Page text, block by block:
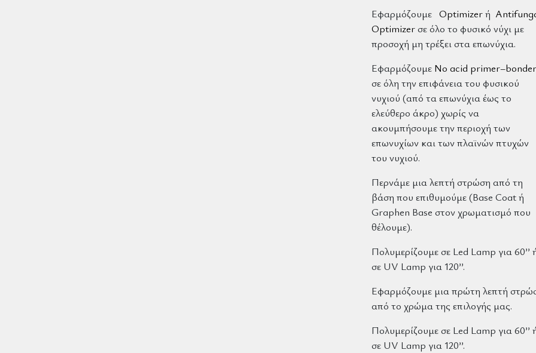
Εφαρμόζουμε Optimizerή
Optimizerσε όλο το φυσικό νύχι με
προσοχή μη τρέξει στα επωνύχια.
Εφαρμόζουμε No acid primer–bonder
σε όλη την επιφάνεια του φυσικού
νυχιού (από τα επωνύχια έως το
ελεύθερο άκρο) χωρίς να
ακουμπήσουμε την περιοχή των
επωνυχίων και των πλαϊνών πτυχών
του νυχιού.
Περνάμε μια λεπτή στρώση από τη
βάση που επιθυμούμε (Base Coat ή
Graphen Base στον χρωματισμό που
θέλουμε).
Πολυμερίζουμε σε Led Lamp για 60’’
σε UV Lamp για 120’’.
Εφαρμόζουμε μια πρώτη λεπτή
από το χρώμα της επιλογής μας.
Πολυμερίζουμε σε Led Lamp για 60’’
σε UV Lamp για 120’’.